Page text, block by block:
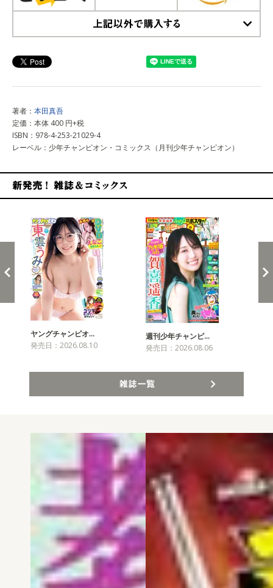
著者： 本田真吾
定価：本体 400 円+税
ISBN：978-4-253-21029-4
レーベル：少年チャンピオン・コミックス（月刊少年チャンピオン）
ヤングチャンピオ…
発売日：2026.08.10
週刊少年チャンピ…
発売日：2026.08.06